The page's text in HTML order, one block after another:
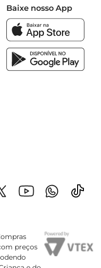
Baixe nosso App
preços